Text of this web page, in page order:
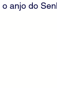
anjo do